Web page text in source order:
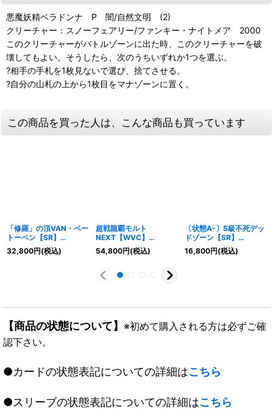
悪魔妖精ベラドンナ P 闇/自然文明 (2)
クリーチャー：スノーフェアリー/ファンキー・ナイトメア 2000
このクリーチャーがバトルゾーンに出た時、このクリーチャーを破
壊してもよい。そうしたら、次のうちいずれか1つを選ぶ。
?相手の手札を1枚見ないで選び、捨てさせる。
?自分の山札の上から1枚目をマナゾーンに置く。
この商品を買った人は、こんな商品も買っています
「修羅」の頂VAN・ベー
トーベン【SR】
{P65/Y18}《無》
32,800円(税込)
超戦龍覇モルト
NEXT【WVC】
{P18/Y18}《火》
54,800円(税込)
〔状態A-〕S級不死デッ
ドゾーン【SR】
{P19/Y17}《闇》
16,800円(税込)
【商品の状態について】 ※初めて購入される方は必ずご確
認下さい。
●カードの状態表記についての詳細はこちら
●スリーブの状態表記についての詳細はこちら